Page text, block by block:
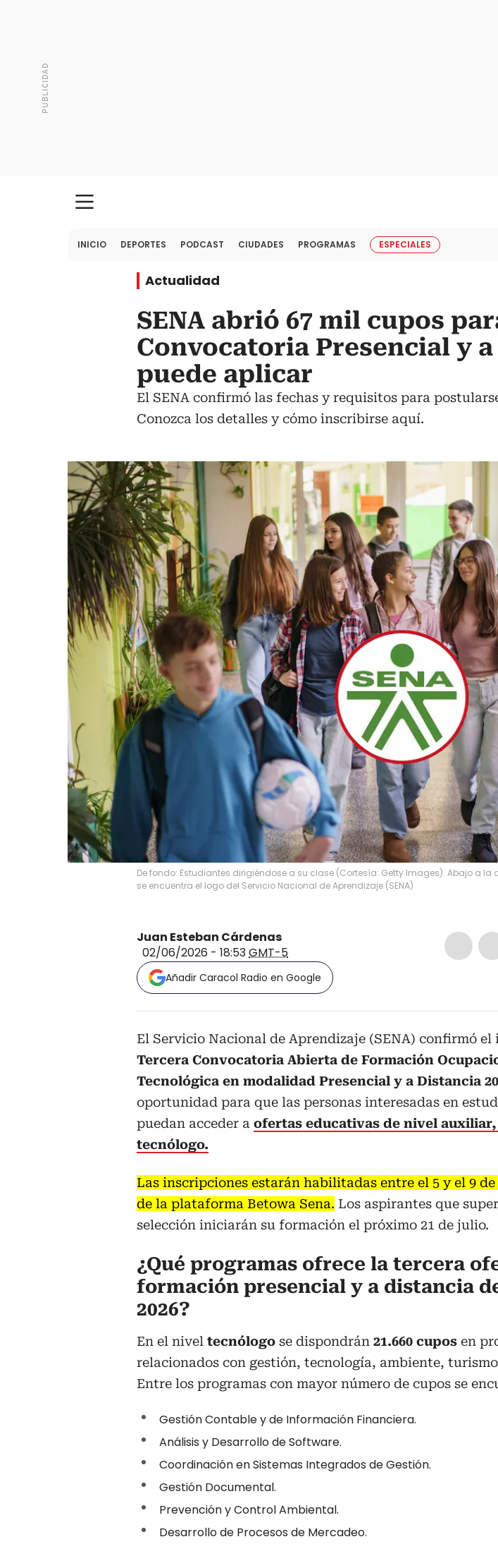
INICIO DEPORTES PODCAST CIUDADES PROGRAMAS ESPECIALES
Actualidad
SENA abrió 67 mil cupos
Convocatoria Presencial y
puede aplicar
El SENA confirmó las fechas y requisitos para
Conozca los detalles y cómo inscribirse aquí.
De fondo: Estudiantes dirigiéndose a su clase (Cortesía: Getty Images). Abajo a la
se encuentra el logo del Servicio Nacional de Aprendizaje (SENA)
Juan Esteban Cárdenas
02/06/2026 - 18:53GMT-5
Añadir Caracol Radio en Google
El Servicio Nacional de Aprendizaje (SENA) confirmó el
Tercera Convocatoria Abierta de Formación
Tecnológica en modalidad Presencial y a Distancia
oportunidad para que las personas interesadas en
puedan acceder a ofertas educativas de nivel
tecnólogo.
Las inscripciones estarán habilitadas entre el 5 y el 9
de la plataforma Betowa Sena. Los aspirantes que
selección iniciarán su formación el próximo 21 de julio.
¿Qué programas ofrece la tercera
formación presencial y a distancia
2026?
En el nivel tecnólogo se dispondrán 21.660 cupos en
relacionados con gestión, tecnología, ambiente,
Entre los programas con mayor número de cupos se
Gestión Contable y de Información Financiera.
Análisis y Desarrollo de Software.
Coordinación en Sistemas Integrados de Gestión.
Gestión Documental.
Prevención y Control Ambiental.
Desarrollo de Procesos de Mercadeo.